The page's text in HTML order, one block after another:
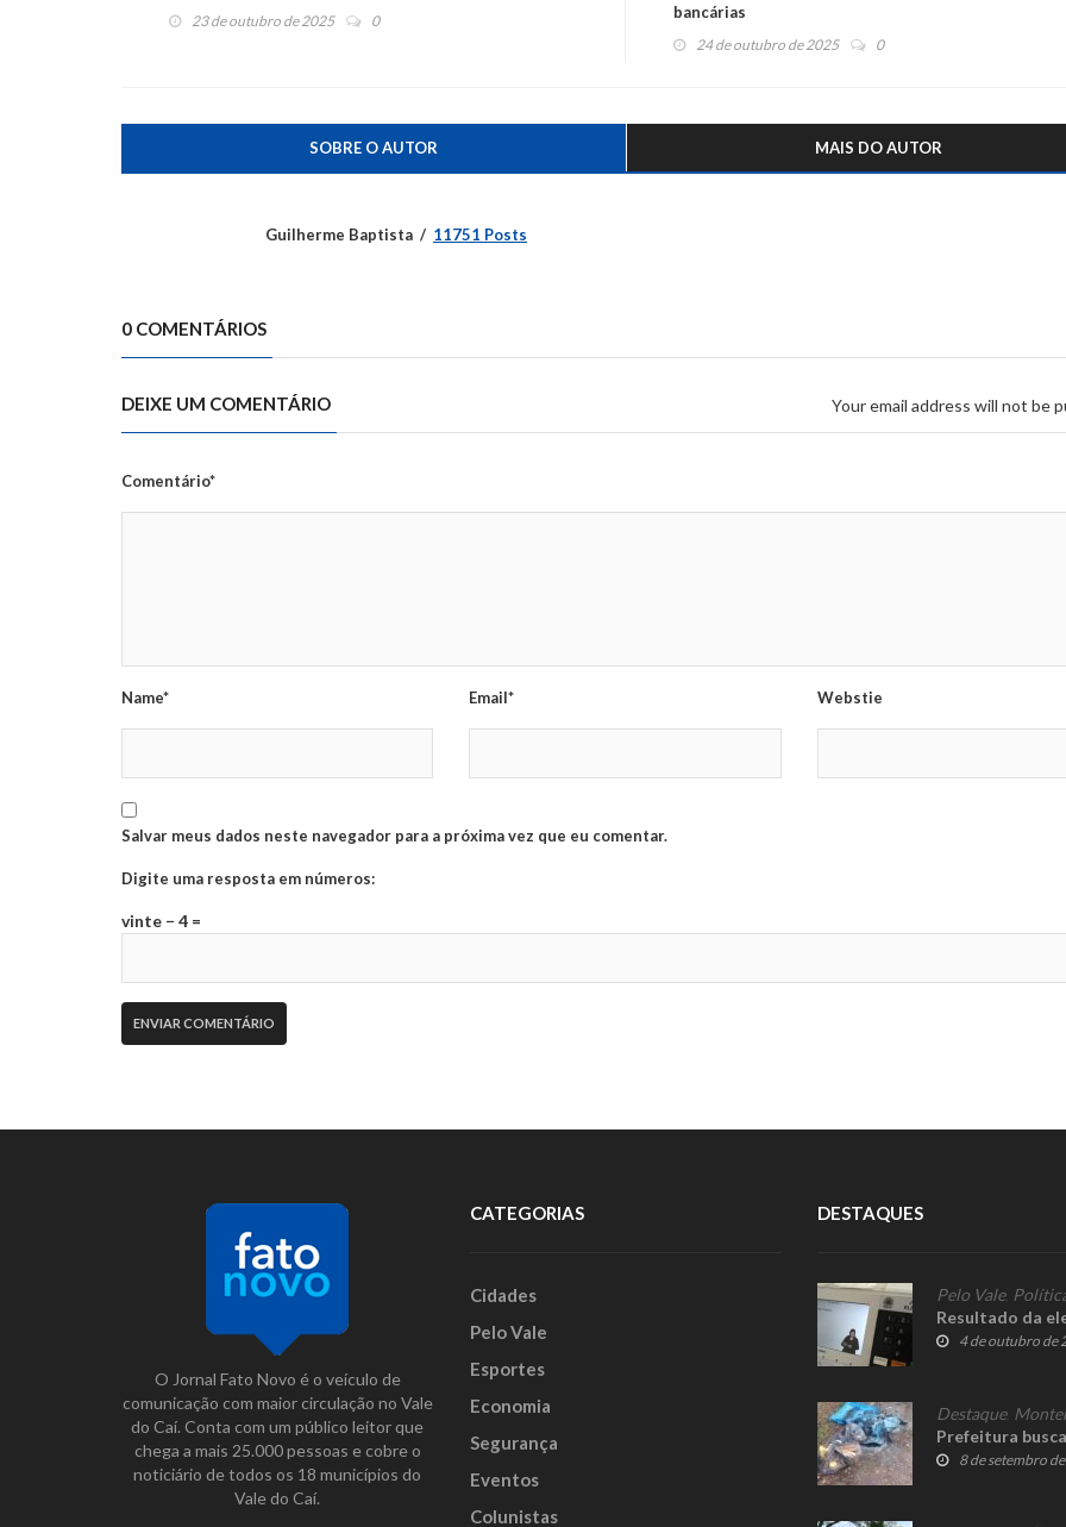
23 de outubro de 2025 0
bancárias
24 de outubro de 2025 0
SOBRE O AUTOR MAIS DO AUTOR
Guilherme Baptista 11751 Posts
0 COMENTÁRIOS
DEIXE UM COMENTÁRIO Your email address will not be
Comentário*
Name* Email* Webstie
Salvar meus dados neste navegador para a próxima vez que eu comentar.
Digite uma resposta em números:
vinte − 4 =
O Jornal Fato Novo é o veículo de
comunicação com maior circulação no Vale
do Caí. Conta com um público leitor que
chega a mais 25.000 pessoas e cobre o
noticiário de todos os 18 municípios do
Vale do Caí.
CATEGORIAS
Cidades
Pelo Vale
Esportes
Economia
Segurança
Eventos
Colunistas
DESTAQUES
Pelo Vale,
Resultado da
4 de outubro de
Destaque,
Prefeitura
8 de setembro